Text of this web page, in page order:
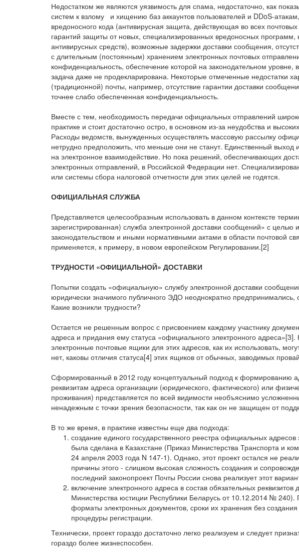
Недостатком же являются уязвимость для спама, недостаточно, как
систем к взлому и хищению баз аккаунтов пользователей и DDoS-
вредоносного кода (антивирусная защита, действующая во всех
гарантий защиты от новых, специализированных вредоносных программ,
антивирусных средств), возможные задержки доставки сообщения,
с длительным (постоянным) хранением электронных почтовых
конфиденциальность, обеспечение которой на законодательном уровне,
задача даже не продекларирована. Некоторые отмеченные недостатки
(традиционной) почты, например, отсутствие гарантии доставки
точнее слабо обеспеченная конфиденциальность.
Вместе с тем, необходимость передачи официальных отправлений
практике и стоит достаточно остро, в основном из-за неудобства и
Расходы ведомств, вынужденных осуществлять массовую рассылку
нетрудно предположить, что меньше они не станут. Единственный выход
на электронное взаимодействие. Но пока решений, обеспечивающих
электронных отправлений, в Российской Федерации нет.
или системы сбора налоговой отчетности для этих целей не годятся.
ОФИЦИАЛЬНАЯ СЛУЖБА
Представляется целесообразным использовать в данном контексте
зарегистрированная) служба электронной доставки сообщений» с целью
законодательством и иными нормативными актами в области почтовой
применяется, к примеру, в новом европейском Регулировании.[2]
ТРУДНОСТИ «ОФИЦИАЛЬНОЙ» ДОСТАВКИ
Попытки создать «официальную» службу электронной доставки
юридически значимого публичного ЭДО неоднократно предпринимались,
Какие возникли трудности?
Остается не решенным вопрос с присвоением каждому участнику
адреса и придания ему статуса «официального электронного адреса»[3].
электронные почтовые ящики для этих адресов, как их использовать,
нет, каковы отличия статуса[4] этих ящиков от обычных, заводимых
Сформированный в 2012 году концептуальный подход к формированию
реквизитам адреса организации (юридического, фактического) или
проживания) представляется по всей видимости необъяснимо
ненадежным с точки зрения безопасности, так как он не защищен от
В то же время, в практике известны еще два подхода:
создание единого государственного реестра официальных
была сделана в Казахстане (Приказ Министерства Транспорта и
24 апреля 2003 года N 147-1). Однако, этот проект остался не
причины этого - слишком высокая сложность создания и
последний законопроект Почты России снова реализует этот
включение электронного адреса в состав обязательных
Министерства юстиции Республики Беларусь от 10.12.2014 №
форматы электронных документов, сроки их хранения без
процедуры регистрации.
Технически, проект гораздо достаточно легко реализуем и следует
гораздо более жизнеспособен.